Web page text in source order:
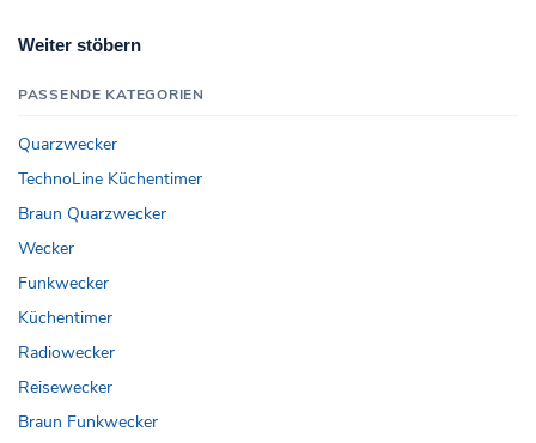
Weiter stöbern
PASSENDE KATEGORIEN
Quarzwecker
TechnoLine Küchentimer
Braun Quarzwecker
Wecker
Funkwecker
Küchentimer
Radiowecker
Reisewecker
Braun Funkwecker